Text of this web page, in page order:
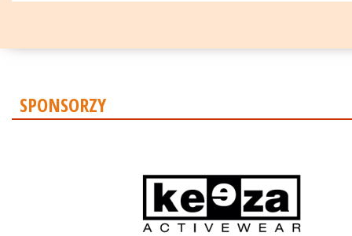
SPONSORZY